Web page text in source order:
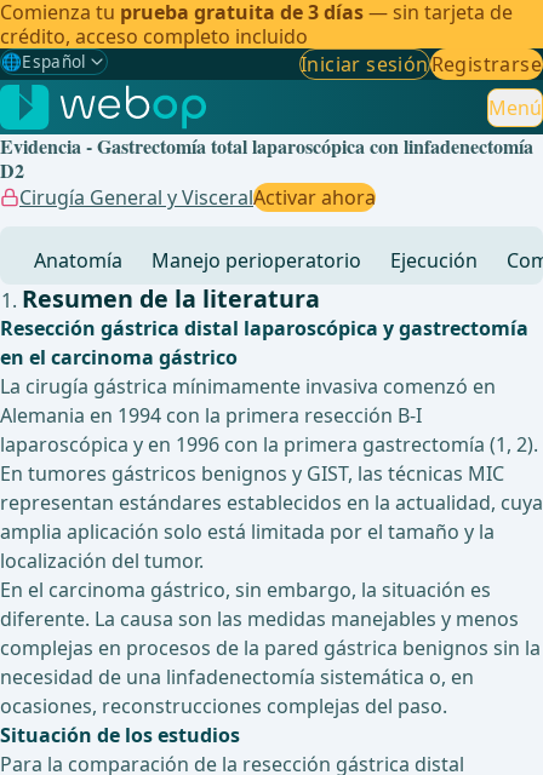
Comienza tu prueba gratuita de 3 días— sin tarjeta de
crédito, acceso completo incluido
🌐Español
Gewählte Sprache: Español
🇩🇪 Alemán
🇬🇧Inglés
🇪🇸Español ✓
🇧🇷Brasileño
Iniciar sesiónRegistrarse
Menú
Evidencia - Gastrectomía total laparoscópica con linfadenectomía
D2
Cirugía General y VisceralActivar ahora
Anatomía Manejo perioperatorio Ejecución
Resumen de la literatura
Resección gástrica distal laparoscópica y gastrectomía
en el carcinoma gástrico
La cirugía gástrica mínimamente invasiva comenzó en
Alemania en 1994 con la primera resección B-I
laparoscópica y en 1996 con la primera gastrectomía (1, 2).
En tumores gástricos benignos y GIST, las técnicas MIC
representan estándares establecidos en la actualidad, cuya
amplia aplicación solo está limitada por el tamaño y la
localización del tumor.
En el carcinoma gástrico, sin embargo, la situación es
diferente. La causa son las medidas manejables y menos
complejas en procesos de la pared gástrica benignos sin la
necesidad de una linfadenectomía sistemática o, en
ocasiones, reconstrucciones complejas del paso.
Situación de los estudios
Para la comparación de la resección gástrica distal